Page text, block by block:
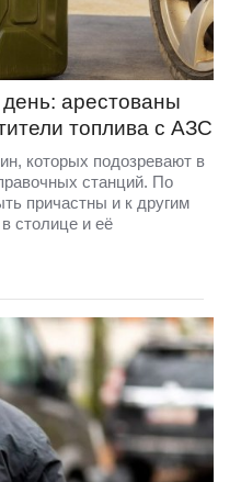
арестованы
топлива с АЗС
которых подозревают в
станций. По
причастны и к другим
столице и её